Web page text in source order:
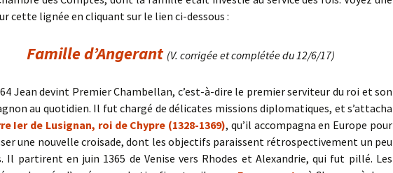
cette lignée en cliquant sur le lien ci-dessous :
Famille d’Angerant (V. corrigée et complétée du 12/6/17)
Jean devint Premier Chambellan, c’est-à-dire le premier serviteur du roi et son
au quotidien. Il fut chargé de délicates missions diplomatiques, et s’attacha
Ier de Lusignan, roi de Chypre (1328-1369), qu’il accompagna en Europe pour
une nouvelle croisade, dont les objectifs paraissent rétrospectivement un peu
Il partirent en juin 1365 de Venise vers Rhodes et Alexandrie, qui fut pillé. Les